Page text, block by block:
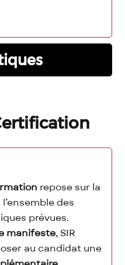
repose sur la
des
prévues.
manifeste, SIR
au candidat une